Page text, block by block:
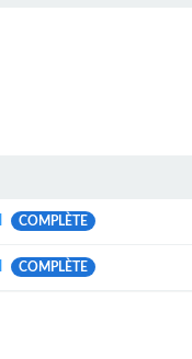
COMPLÈTE
COMPLÈTE